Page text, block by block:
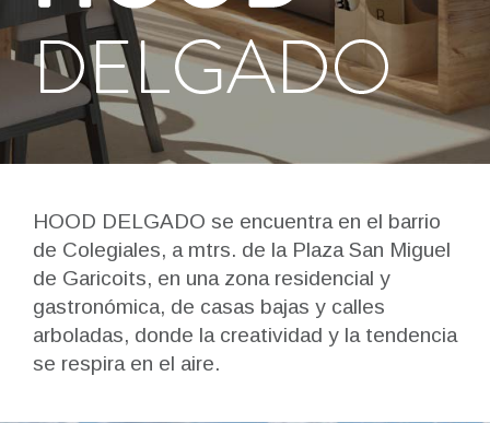
HOOD DELGADO se encuentra en el barrio
de Colegiales, a mtrs. de la Plaza San Miguel
de Garicoits, en una zona residencial y
gastronómica, de casas bajas y calles
arboladas, donde la creatividad y la tendencia
se respira en el aire.